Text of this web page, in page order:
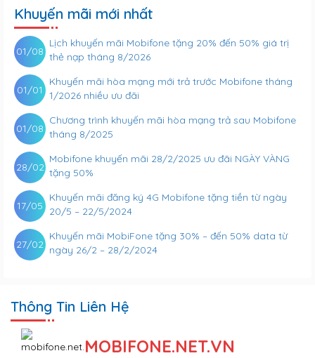
Khuyến mãi mới nhất
Lịch khuyến mãi Mobifone tặng 20% đến 50% giá trị
thẻ nạp tháng 8/2026
01/08
Khuyến mãi hòa mạng mới trả trước Mobifone tháng
1/2026 nhiều ưu đãi
01/01
Chương trình khuyến mãi hòa mạng trả sau Mobifone
tháng 8/2025
01/08
Mobifone khuyến mãi 28/2/2025 ưu đãi NGÀY VÀNG
tặng 50%
28/02
Khuyến mãi đăng ký 4G Mobifone tặng tiền từ ngày
20/5 – 22/5/2024
17/05
Khuyến mãi MobiFone tặng 30% – đến 50% data từ
ngày 26/2 – 28/2/2024
27/02
Thông Tin Liên Hệ
MOBIFONE.NET.VN